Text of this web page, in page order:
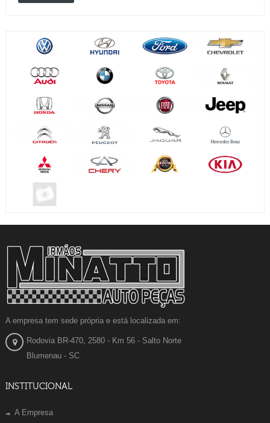
A empresa tem sede própria e está localizada em:
Rodovia BR-470, 2580 - Km 56 - Salto Norte
Blumenau - SC
INSTITUCIONAL
A Empresa